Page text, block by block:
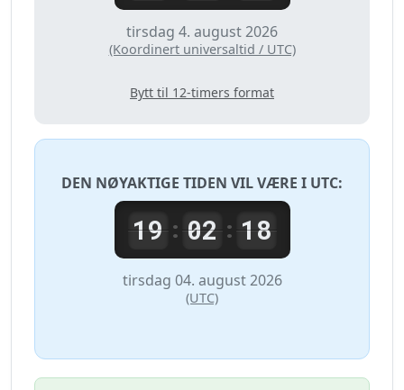
tirsdag 4. august 2026
(Koordinert universaltid / UTC)
Bytt til 12-timers format
DEN NØYAKTIGE TIDEN VIL VÆRE I UTC:
19: 02: 18
tirsdag 04. august 2026
(UTC)